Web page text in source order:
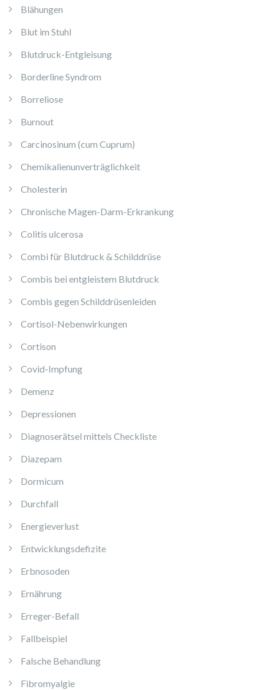
Blähungen
Blut im Stuhl
Blutdruck-Entgleisung
Borderline Syndrom
Borreliose
Burnout
Carcinosinum (cum Cuprum)
Chemikalienunverträglichkeit
Cholesterin
Chronische Magen-Darm-Erkrankung
Colitis ulcerosa
Combi für Blutdruck & Schilddrüse
Combis bei entgleistem Blutdruck
Combis gegen Schilddrüsenleiden
Cortisol-Nebenwirkungen
Cortison
Covid-Impfung
Demenz
Depressionen
Diagnoserätsel mittels Checkliste
Diazepam
Dormicum
Durchfall
Energieverlust
Entwicklungsdefizite
Erbnosoden
Ernährung
Erreger-Befall
Fallbeispiel
Falsche Behandlung
Fibromyalgie